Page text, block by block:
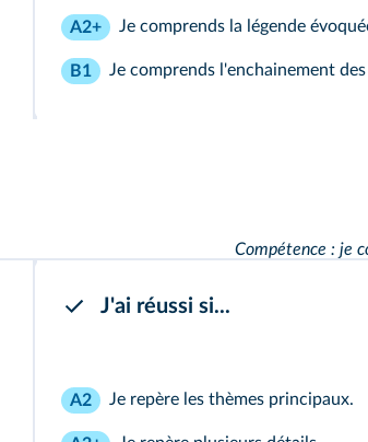
A2+ Je comprends la légende
B1 Je comprends l'enchainement
Compétence : je
J'ai réussi si...
A2 Je repère les thèmes principaux.